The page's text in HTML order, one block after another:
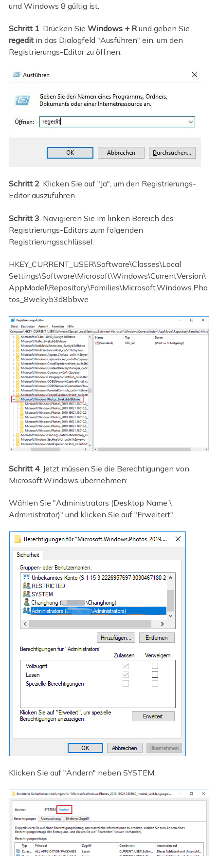
und Windows 8 gültig ist.
Schritt 1. Drücken Sie Windows + Rund geben Sie
regeditin das Dialogfeld "Ausführen" ein, um den
Registrierungs-Editor zu öffnen.
Schritt 2. Klicken Sie auf "Ja", um den Registrierungs-
Editor auszuführen.
Schritt 3 . Navigieren Sie im linken Bereich des
Registrierungs-Editors zum folgenden
Registrierungsschlüssel:
HKEY_CURRENT_USER\Software\Classes\Local
Settings\Software\Microsoft\Windows\CurrentVersion\
AppModel\Repository\Families\Microsoft.Windows.Pho
tos_8wekyb3d8bbwe
Schritt 4. Jetzt müssen Sie die Berechtigungen von
Microsoft.Windows übernehmen:
Wählen Sie "Administrators (Desktop Name \
Administrator)" und klicken Sie auf "Erweitert".
Klicken Sie auf "Ändern" neben SYSTEM.